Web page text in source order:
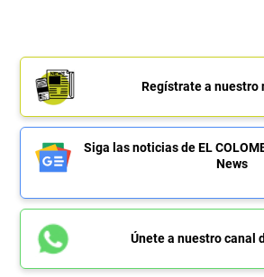
Regístrate a nuestro
Siga las noticias de EL
News
Únete a nuestro canal